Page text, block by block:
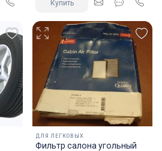
Купить
ДЛЯ ЛЕГКОВЫХ
Фильтр салона угольный